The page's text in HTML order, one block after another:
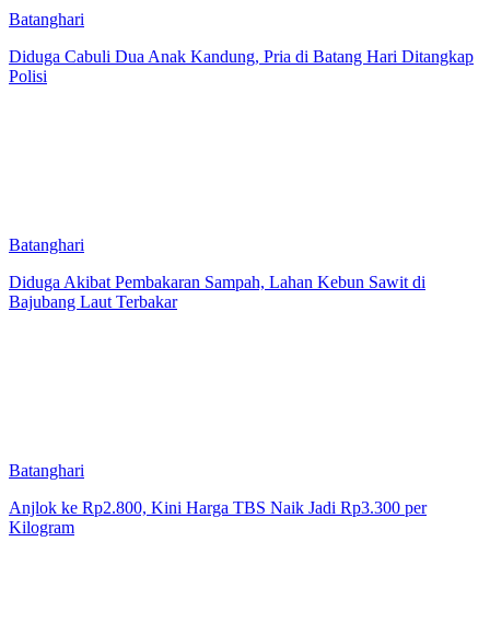
Batanghari
Diduga Cabuli Dua Anak Kandung, Pria di Batang Hari Ditangkap
Polisi
Batanghari
Diduga Akibat Pembakaran Sampah, Lahan Kebun Sawit di
Bajubang Laut Terbakar
Batanghari
Anjlok ke Rp2.800, Kini Harga TBS Naik Jadi Rp3.300 per
Kilogram